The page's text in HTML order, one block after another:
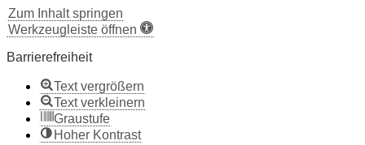
Zum Inhalt springen
Werkzeugleiste öffnen
Barrierefreiheit
Text vergrößern
Text verkleinern
Graustufe
Hoher Kontrast